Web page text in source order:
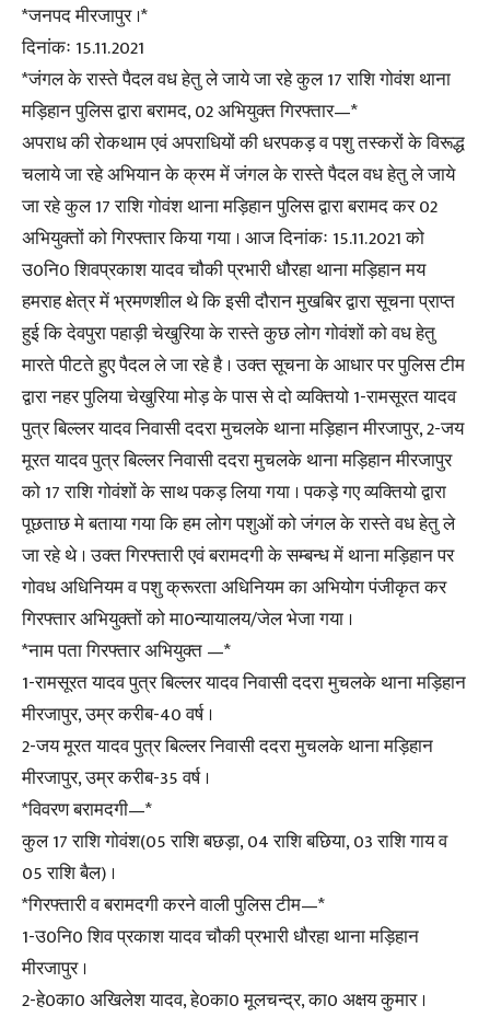
*जनपद मीरजापुर ।*
दिनांकः 15.11.2021
*जंगल के रास्ते पैदल वध हेतु ले जाये जा रहे कुल 17 राशि गोवंश थाना
मड़िहान पुलिस द्वारा बरामद, 02 अभियुक्त गिरफ्तार—*
अपराध की रोकथाम एवं अपराधियों की धरपकड़ व पशु तस्करों के विरूद्ध
चलाये जा रहे अभियान के क्रम में जंगल के रास्ते पैदल वध हेतु ले जाये
जा रहे कुल 17 राशि गोवंश थाना मड़िहान पुलिस द्वारा बरामद कर 02
अभियुक्तों को गिरफ्तार किया गया । आज दिनांकः 15.11.2021 को
उ0नि0 शिवप्रकाश यादव चौकी प्रभारी धौरहा थाना मड़िहान मय
हमराह क्षेत्र में भ्रमणशील थे कि इसी दौरान मुखबिर द्वारा सूचना प्राप्त
हुई कि देवपुरा पहाड़ी चेखुरिया के रास्ते कुछ लोग गोवंशों को वध हेतु
मारते पीटते हुए पैदल ले जा रहे है । उक्त सूचना के आधार पर पुलिस टीम
द्वारा नहर पुलिया चेखुरिया मोड़ के पास से दो व्यक्तियो 1-रामसूरत यादव
पुत्र बिल्लर यादव निवासी ददरा मुचलके थाना मड़िहान मीरजापुर, 2-जय
मूरत यादव पुत्र बिल्लर निवासी ददरा मुचलके थाना मड़िहान मीरजापुर
को 17 राशि गोवंशों के साथ पकड़ लिया गया । पकड़े गए व्यक्तियो द्वारा
पूछताछ मे बताया गया कि हम लोग पशुओं को जंगल के रास्ते वध हेतु ले
जा रहे थे । उक्त गिरफ्तारी एवं बरामदगी के सम्बन्ध में थाना मड़िहान पर
गोवध अधिनियम व पशु क्रूरता अधिनियम का अभियोग पंजीकृत कर
गिरफ्तार अभियुक्तों को मा0न्यायालय/जेल भेजा गया ।
*नाम पता गिरफ्तार अभियुक्त —*
1-रामसूरत यादव पुत्र बिल्लर यादव निवासी ददरा मुचलके थाना मड़िहान
मीरजापुर, उम्र करीब-40 वर्ष ।
2-जय मूरत यादव पुत्र बिल्लर निवासी ददरा मुचलके थाना मड़िहान
मीरजापुर, उम्र करीब-35 वर्ष ।
*विवरण बरामदगी—*
कुल 17 राशि गोवंश(05 राशि बछड़ा, 04 राशि बछिया, 03 राशि गाय व
05 राशि बैल) ।
*गिरफ्तारी व बरामदगी करने वाली पुलिस टीम—*
1-उ0नि0 शिव प्रकाश यादव चौकी प्रभारी धौरहा थाना मड़िहान
मीरजापुर ।
2-हे0का0 अखिलेश यादव, हे0का0 मूलचन्द्र, का0 अक्षय कुमार ।